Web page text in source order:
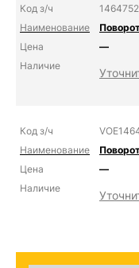
—
—